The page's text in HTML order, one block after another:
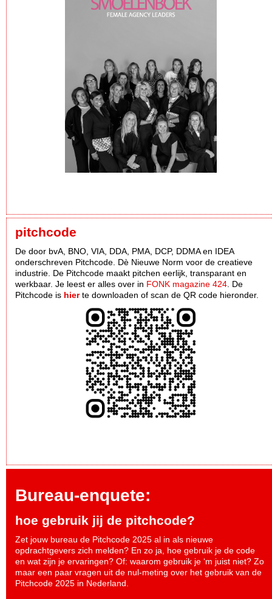
pitchcode
De door bvA, BNO, VIA, DDA, PMA, DCP, DDMA en IDEA
onderschreven Pitchcode. Dè Nieuwe Norm voor de creatieve
industrie. De Pitchcode maakt pitchen eerlijk, transparant en
werkbaar. Je leest er alles over in FONK magazine 424 . De
Pitchcode is hierte downloaden of scan de QR code hieronder.
Bureau-enquete:
hoe gebruik jij de pitchcode?
Zet jouw bureau de Pitchcode 2025 al in als nieuwe
opdrachtgevers zich melden? En zo ja, hoe gebruik je de code
en wat zijn je ervaringen? Of: waarom gebruik je ‘m juist niet? Zo
maar een paar vragen uit de nul-meting over het gebruik van de
Pitchcode 2025 in Nederland.